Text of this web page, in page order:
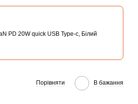
PD 20W quick USB Type-c, Білий
Порівняти В бажання